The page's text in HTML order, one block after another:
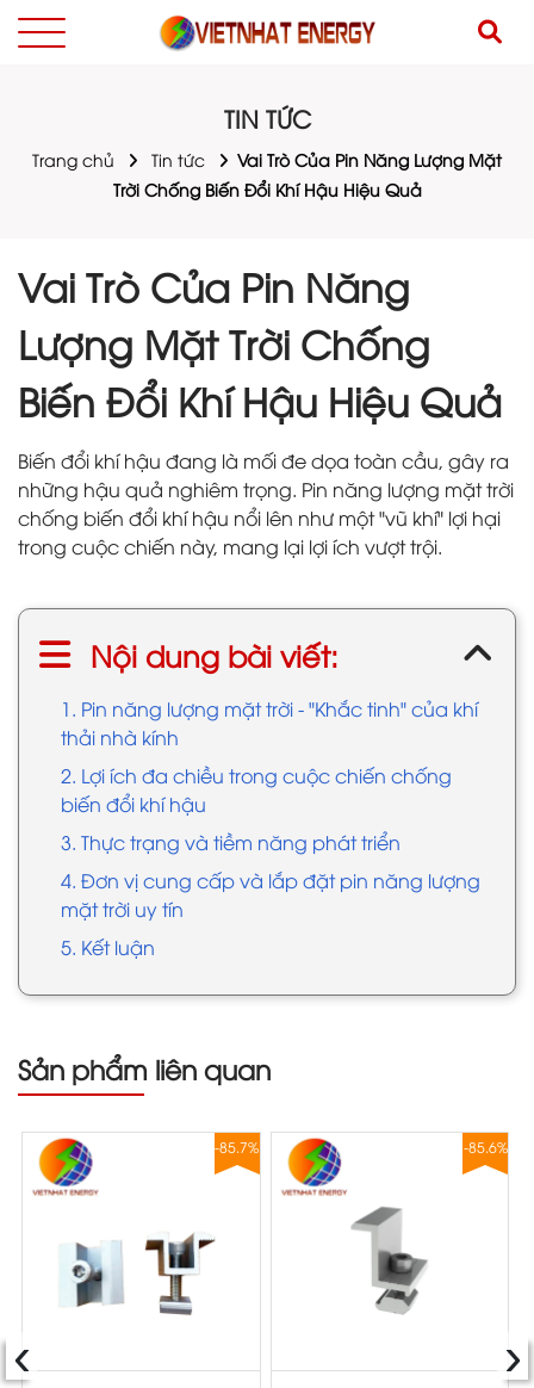
TIN TỨC
Trang chủ Tin tức
Vai Trò Của Pin Năng Lượng Mặt
Trời Chống Biến Đổi Khí Hậu Hiệu Quả
Vai Trò Của Pin Năng
Lượng Mặt Trời Chống
Biến Đổi Khí Hậu Hiệu Quả
Biến đổi khí hậu đang là mối đe dọa toàn cầu, gây ra
những hậu quả nghiêm trọng. Pin năng lượng mặt trời
chống biến đổi khí hậu nổi lên như một "vũ khí" lợi hại
trong cuộc chiến này, mang lại lợi ích vượt trội.
Nội dung bài viết:
1. Pin năng lượng mặt trời - "Khắc tinh" của khí
thải nhà kính
2. Lợi ích đa chiều trong cuộc chiến chống
biến đổi khí hậu
3. Thực trạng và tiềm năng phát triển
4. Đơn vị cung cấp và lắp đặt pin năng lượng
mặt trời uy tín
5. Kết luận
Sản phẩm liên quan
-85.7% -85.6%
‹ ›